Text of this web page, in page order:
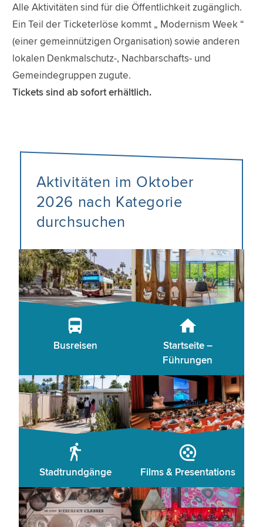
Alle Aktivitäten sind für die Öffentlichkeit zugänglich.
Ein Teil der Ticketerlöse kommt „ Modernism Week “
(einer gemeinnützigen Organisation) sowie anderen
lokalen Denkmalschutz-, Nachbarschafts- und
Gemeindegruppen zugute.
Tickets sind ab sofort erhältlich.
Aktivitäten im Oktober
2026 nach Kategorie
durchsuchen
Busreisen
Startseite –
Führungen
Stadtrundgänge Films & Presentations